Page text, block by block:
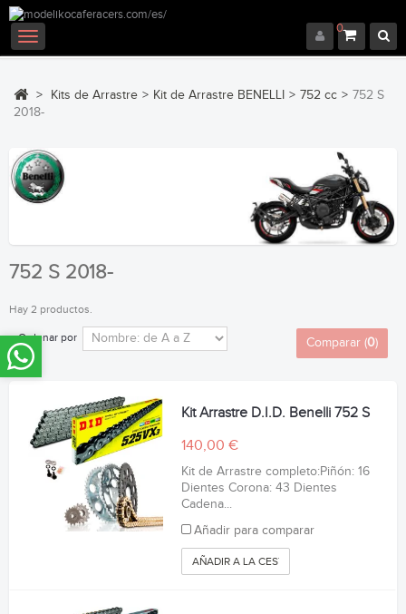
0
Navegación
Toggle
> Kits de Arrastre > Kit de Arrastre BENELLI > 752 cc > 752 S
2018-
752 S 2018-
Hay 2 productos.
Ordenar por Comparar (0)
Kit Arrastre D.I.D. Benelli 752 S
140,00 €
Kit de Arrastre completo:Piñón: 16
Dientes Corona: 43 Dientes
Cadena...
Añadir para comparar
AÑADIR A LA CESTA